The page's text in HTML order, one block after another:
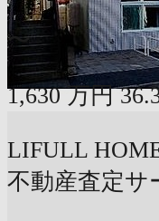
〜
1,630 万円
LIFULL
不動産査定サ